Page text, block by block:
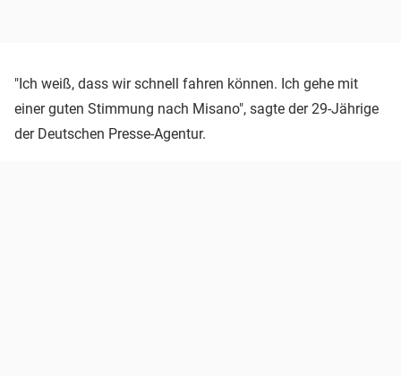
"Ich weiß, dass wir schnell fahren können. Ich gehe mit
einer guten Stimmung nach Misano", sagte der 29-Jährige
der Deutschen Presse-Agentur.